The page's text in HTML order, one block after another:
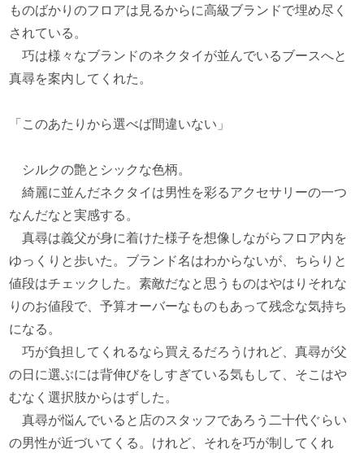
ものばかりのフロアは見るからに高級ブランドで埋め尽く
されている。
巧は様々なブランドのネクタイが並んでいるブースへと
真尋を案内してくれた。
「このあたりから選べば間違いない」
シルクの艶とシックな色柄。
綺麗に並んだネクタイは男性を彩るアクセサリーの一つ
なんだなと実感する。
真尋は義父が身に着けた様子を想像しながらフロア内を
ゆっくりと歩いた。ブランド名はわからないが、ちらりと
値段はチェックした。素敵だなと思うものはやはりそれな
りのお値段で、予算オーバーなものもあって残念な気持ち
になる。
巧が負担してくれるなら買えるだろうけれど、真尋が父
の日に選ぶには背伸びをしすぎている気もして、そこはや
むなく選択肢からはずした。
真尋が悩んでいると店のスタッフであろう二十代ぐらい
の男性が近づいてくる。けれど、それを巧が制してくれ